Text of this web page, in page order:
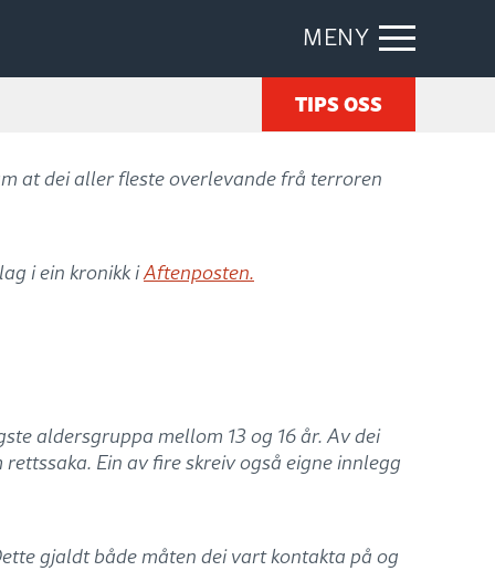
MENY
TIPS OSS
at dei aller fleste overlevande frå terroren
i ein kronikk iAftenposten.
aldersgruppa mellom 13 og 16 år. Av dei
Ein av fire skreiv også eigne innlegg
gjaldt både måten dei vart kontakta på og